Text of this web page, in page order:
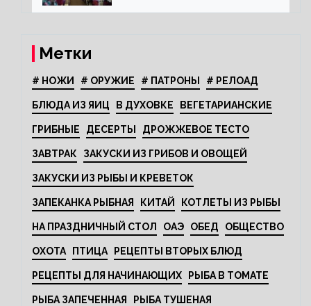
Метки
# НОЖИ # ОРУЖИЕ # ПАТРОНЫ # РЕЛОАД
БЛЮДА ИЗ ЯИЦ В ДУХОВКЕ ВЕГЕТАРИАНСКИЕ
ГРИБНЫЕ ДЕСЕРТЫ ДРОЖЖЕВОЕ ТЕСТО
ЗАВТРАК ЗАКУСКИ ИЗ ГРИБОВ И ОВОЩЕЙ
ЗАКУСКИ ИЗ РЫБЫ И КРЕВЕТОК
ЗАПЕКАНКА РЫБНАЯ КИТАЙ КОТЛЕТЫ ИЗ РЫБЫ
НА ПРАЗДНИЧНЫЙ СТОЛ ОАЭ ОБЕД ОБЩЕСТВО
ОХОТА ПТИЦА РЕЦЕПТЫ ВТОРЫХ БЛЮД
РЕЦЕПТЫ ДЛЯ НАЧИНАЮЩИХ РЫБА В ТОМАТЕ
РЫБА ЗАПЕЧЕННАЯ РЫБА ТУШЕНАЯ